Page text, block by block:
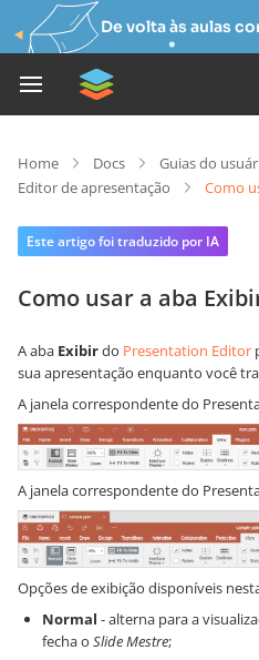
De volta às aulas
Home Docs
Guias do
Editor de apresentação
Como
Este artigo foi traduzido por IA
Como usar a aba
A aba Exibirdo Presentation Editor
sua apresentação enquanto você
A janela correspondente do
A janela correspondente do
Opções de exibição disponíveis
Normal - alterna para a
fecha o Slide Mestre;